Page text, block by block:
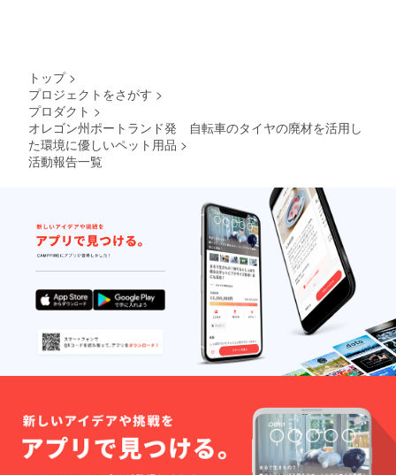
トップ >
プロジェクトをさがす >
プロダクト >
オレゴン州ポートランド発 自転車のタイヤの廃材を活用し
た環境に優しいペット用品 >
活動報告一覧